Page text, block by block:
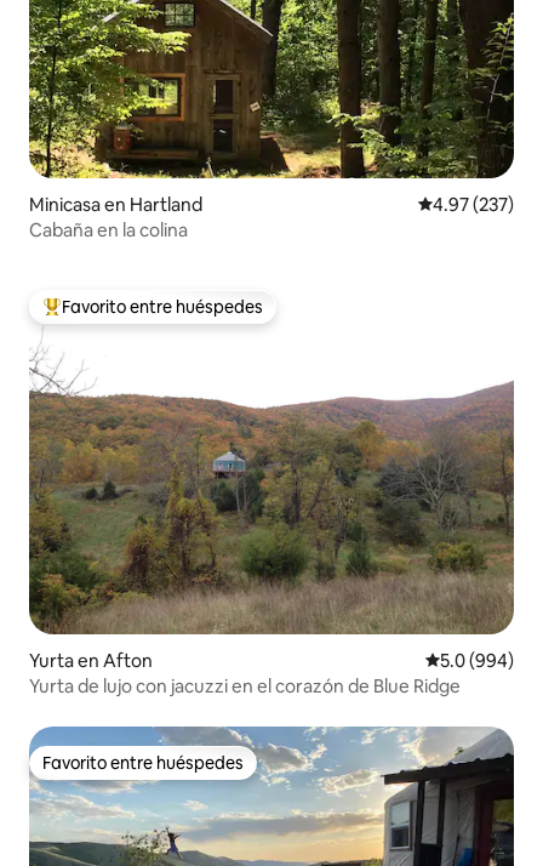
Minicasa en Hartland Calificación
4.97 (237)
Cabaña en la colina
Favorito entre huéspedes preferido
Favorito entre huéspedes
Yurta en Afton Calificación
5.0 (994)
Yurta de lujo con jacuzzi en el corazón de Blue Ridge
Favorito entre huéspedes
Favorito entre huéspedes